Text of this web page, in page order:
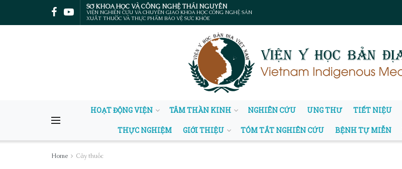
SỞ KHOA HỌC VÀ CÔNG NGHỆ THÁI NGUYÊN
VIỆN NGHIÊN CỨU VÀ CHUYỂN GIAO KHOA HỌC CÔNG NGHỆ SẢN
XUẤT THUỐC VÀ THỰC PHẨM BẢO VỆ SỨC KHỎE
HOẠT ĐỘNG VIỆN TÂM THẦN KINH NGHIÊN CỨU UNG THƯ TIẾT NIỆU
THỰC NGHIỆM GIỚI THIỆU TÓM TẮT NGHIÊN CỨU BỆNH TỰ MIỄN
Home Cây thuốc